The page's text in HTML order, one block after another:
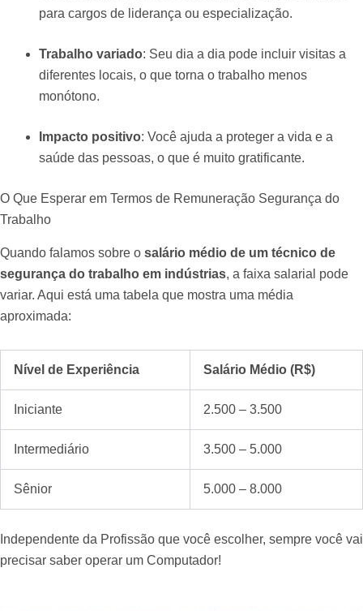
para cargos de liderança ou especialização.
Trabalho variado: Seu dia a dia pode incluir visitas a
diferentes locais, o que torna o trabalho menos
monótono.
Impacto positivo: Você ajuda a proteger a vida e a
saúde das pessoas, o que é muito gratificante.
O Que Esperar em Termos de Remuneração Segurança do
Trabalho
Quando falamos sobre o salário médio de um técnico de
segurança do trabalho em indústrias, a faixa salarial pode
variar. Aqui está uma tabela que mostra uma média
aproximada:
Nível de Experiência Salário Médio (R$)
Iniciante 2.500 – 3.500
Intermediário 3.500 – 5.000
Sênior 5.000 – 8.000
Independente da Profissão que você escolher, sempre você vai
precisar saber operar um Computador!